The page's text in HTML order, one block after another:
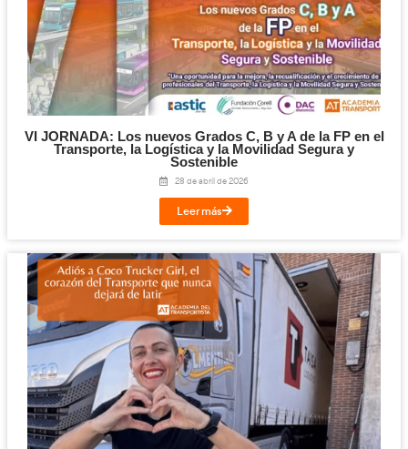
Docencia de la Formación Profesional para el Empleo
Transporte Sanitario
¡No te puedes perder este encuentro!DesdeAT Academia
Transportistate animamos a asistir. Pondremos todo de
impulsarel sector de la formación e-learningtan
nuestros transportistas, ¡loselegidos para mover el mundo
¡Compártelo!
Facebook Twitter LinkedIn
Email Imprimir